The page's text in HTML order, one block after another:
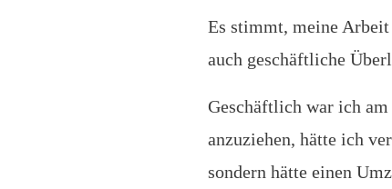
Es stimmt, meine Arbeit
auch geschäftliche
Geschäftlich war ich
anzuziehen, hätte ich
sondern hätte einen